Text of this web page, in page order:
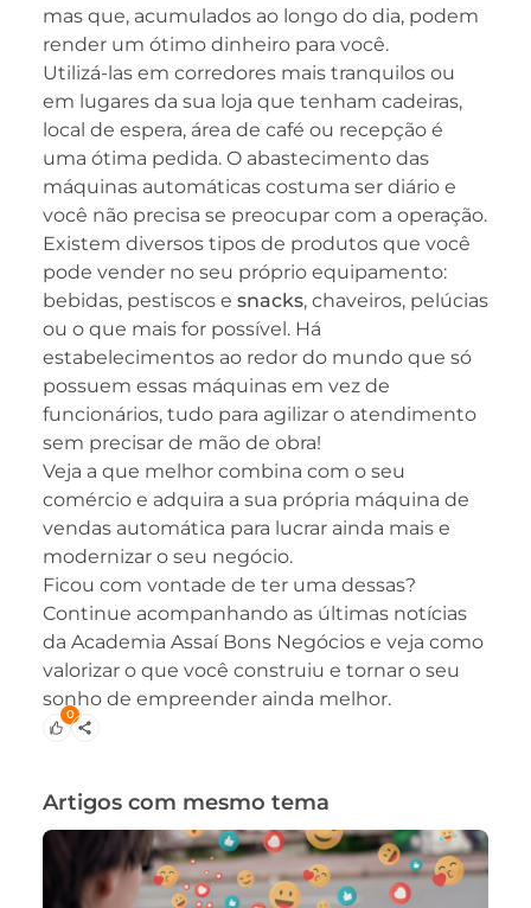
mas que, acumulados ao longo do dia, podem
render um ótimo dinheiro para você.
Utilizá-las em corredores mais tranquilos ou
em lugares da sua loja que tenham cadeiras,
local de espera, área de café ou recepção é
uma ótima pedida. O abastecimento das
máquinas automáticas costuma ser diário e
você não precisa se preocupar com a operação.
Existem diversos tipos de produtos que você
pode vender no seu próprio equipamento:
bebidas, pestiscos e snacks, chaveiros, pelúcias
ou o que mais for possível. Há
estabelecimentos ao redor do mundo que só
possuem essas máquinas em vez de
funcionários, tudo para agilizar o atendimento
sem precisar de mão de obra!
Veja a que melhor combina com o seu
comércio e adquira a sua própria máquina de
vendas automática para lucrar ainda mais e
modernizar o seu negócio.
Ficou com vontade de ter uma dessas?
Continue acompanhando as últimas notícias
da Academia Assaí Bons Negócios e veja como
valorizar o que você construiu e tornar o seu
sonho de empreender ainda melhor.
0
Artigos com mesmo tema